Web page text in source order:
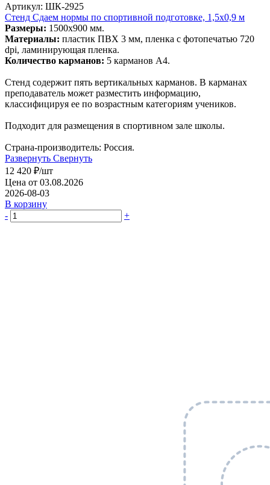
Артикул: ШК-2925
Стенд Сдаем нормы по спортивной подготовке, 1,5х0,9 м
Размеры: 1500х900 мм.
Материалы: пластик ПВХ 3 мм, пленка с фотопечатью 720
dpi, ламинирующая пленка.
Количество карманов: 5 карманов А4.
Стенд содержит пять вертикальных карманов. В карманах
преподаватель может разместить информацию,
классифицируя ее по возрастным категориям учеников.
Подходит для размещения в спортивном зале школы.
Страна-производитель: Россия.
Развернуть Свернуть
12 420 ₽/шт
Цена от 03.08.2026
2026-08-03
В корзину
-
+